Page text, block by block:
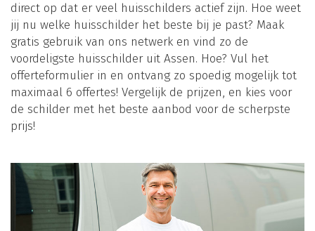
direct op dat er veel huisschilders actief zijn. Hoe weet
jij nu welke huisschilder het beste bij je past? Maak
gratis gebruik van ons netwerk en vind zo de
voordeligste huisschilder uit Assen. Hoe? Vul het
offerteformulier in en ontvang zo spoedig mogelijk tot
maximaal 6 offertes! Vergelijk de prijzen, en kies voor
de schilder met het beste aanbod voor de scherpste
prijs!